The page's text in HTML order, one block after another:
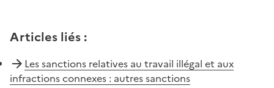
Articles liés :
Les sanctions relatives au travail illégal et aux
infractions connexes : autres sanctions